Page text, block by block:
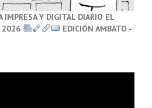
IMPRESA Y DIGITAL DIARIO EL
2026
EDICIÓN AMBATO -